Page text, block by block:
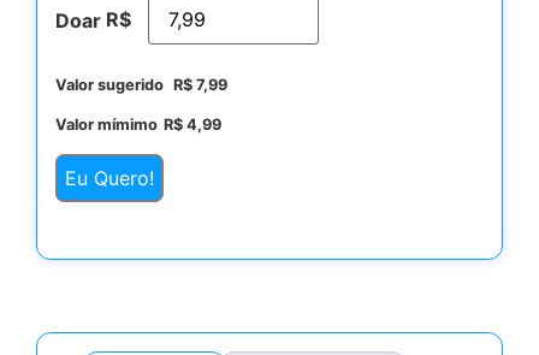
Doar R$
Valor sugerido R$ 7,99
Valor mímimo R$ 4,99
Eu Quero!